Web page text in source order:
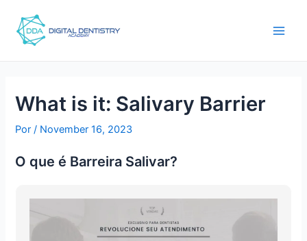
para
What is it: Salivary Barrier
Por/ November 16, 2023
O que é Barreira Salivar?
navigation